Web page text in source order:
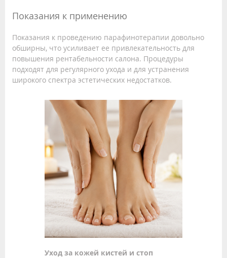
Показания к применению
Показания к проведению парафинотерапии довольно
обширны, что усиливает ее привлекательность для
повышения рентабельности салона. Процедуры
подходят для регулярного ухода и для устранения
широкого спектра эстетических недостатков.
Уход за кожей кистей и стоп